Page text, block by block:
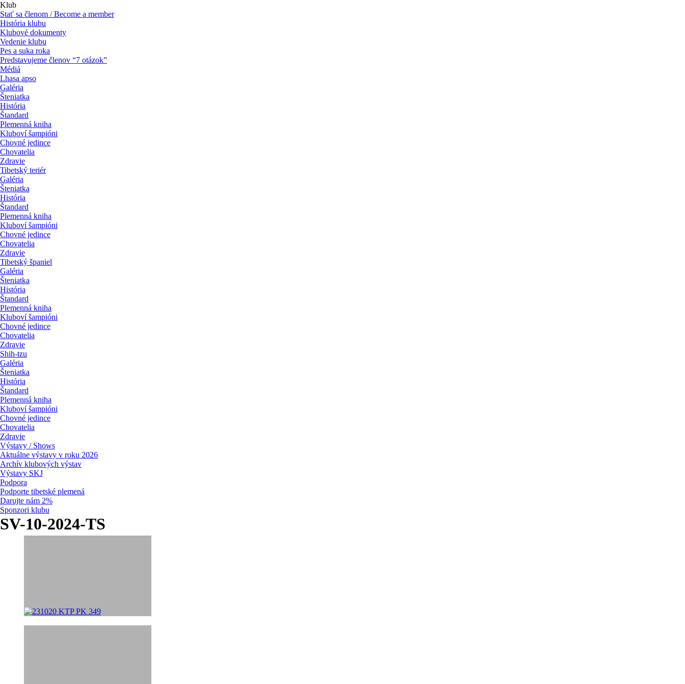
Klub
Stať sa členom / Become a member
História klubu
Klubové dokumenty
Vedenie klubu
Pes a suka roka
Predstavujeme členov “7 otázok”
Médiá
Lhasa apso
Galéria
Šteniatka
História
Štandard
Plemenná kniha
Kluboví šampióni
Chovné jedince
Chovatelia
Zdravie
Tibetský teriér
Galéria
Šteniatka
História
Štandard
Plemenná kniha
Kluboví šampióni
Chovné jedince
Chovatelia
Zdravie
Tibetský španiel
Galéria
Šteniatka
História
Štandard
Plemenná kniha
Kluboví šampióni
Chovné jedince
Chovatelia
Zdravie
Shih-tzu
Galéria
Šteniatka
História
Štandard
Plemenná kniha
Kluboví šampióni
Chovné jedince
Chovatelia
Zdravie
Výstavy / Shows
Aktuálne výstavy v roku 2026
Archív klubových výstav
Výstavy SKJ
Podpora
Podporte tibetské plemená
Darujte nám 2%
Sponzori klubu
SV-10-2024-TS